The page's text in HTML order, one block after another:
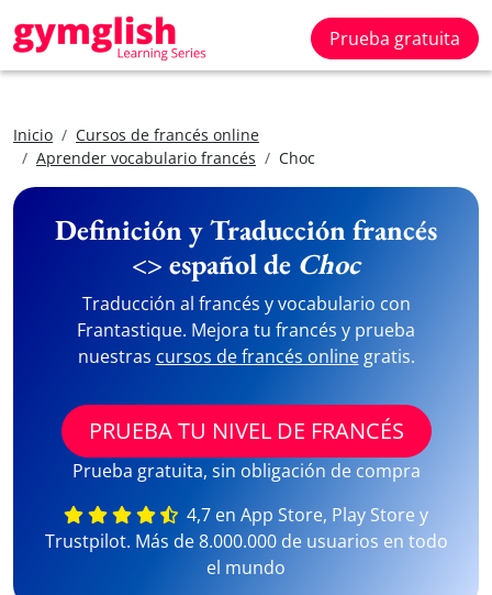
Prueba gratuita
Inicio
Cursos de francés online
Aprender vocabulario francés
Choc
Definición y Traducción francés
<> español de Choc
Traducción al francés y vocabulario con
Frantastique. Mejora tu francés y prueba
nuestras cursos de francés onlinegratis.
PRUEBA TU NIVEL DE FRANCÉS
Prueba gratuita, sin obligación de compra
4,7 en App Store, Play Store y
Trustpilot. Más de 8.000.000 de usuarios en todo
el mundo